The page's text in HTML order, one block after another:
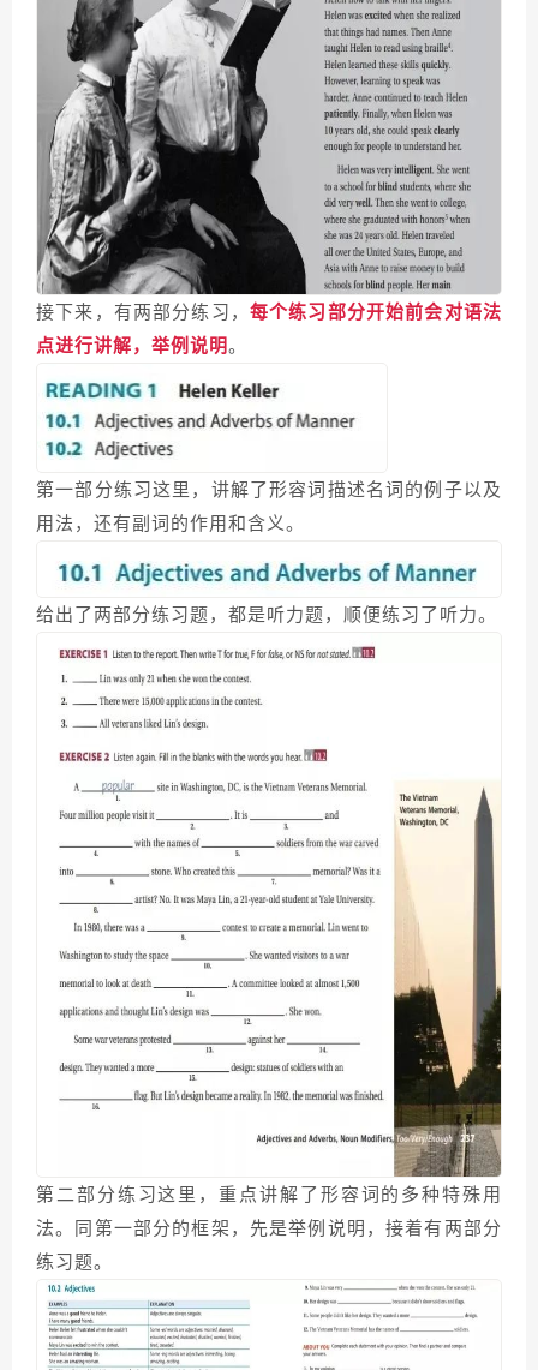
接下来，有两部分练习， 每个练习部分开始前会对语法
点进行讲解，举例说明。
第一部分练习这里，讲解了形容词描述名词的例子以及
用法，还有副词的作用和含义。
给出了两部分练习题，都是听力题，顺便练习了听力。
第二部分练习这里，重点讲解了形容词的多种特殊用
法。同第一部分的框架，先是举例说明，接着有两部分
练习题。